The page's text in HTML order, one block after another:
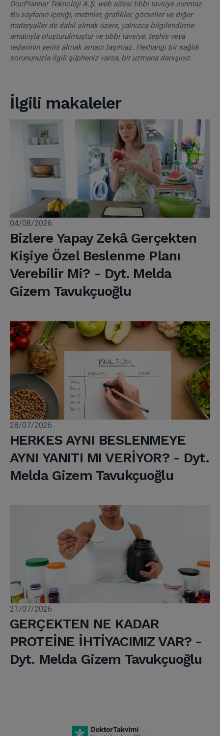
DocPlanner Teknoloji A.Ş. web sitesi tıbbi tavsiye sunmaz.
Bu sayfanın içeriği, metinler, grafikler, görseller ve diğer
materyaller de dahil olmak üzere, yalnızca bilgilendirme
amacıyla oluşturulmuştur ve tıbbi tavsiye, teşhis veya
tedavinin yerini almak amacı taşımaz. Herhangi bir sağlık
sorununuzla ilgili şüpheniz varsa, bir uzmana danışınız.
İlgili makaleler
04/08/2026
Bizlere Yapay Zekâ Gerçekten
Kişiye Özel Beslenme Planı
Verebilir Mi? - Dyt. Melda
Gizem Tavukçuoğlu
28/07/2026
HERKES AYNI BESLENMEYE
AYNI YANITI MI VERİYOR? - Dyt.
Melda Gizem Tavukçuoğlu
21/07/2026
GERÇEKTEN NE KADAR
PROTEİNE İHTİYACIMIZ VAR? -
Dyt. Melda Gizem Tavukçuoğlu